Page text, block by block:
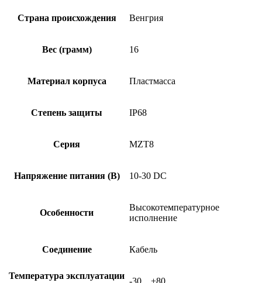
Страна происхождения Венгрия
Вес (грамм) 16
Материал корпуса Пластмасса
Степень защиты IP68
Серия MZT8
Напряжение питания (В) 10-30 DC
Особенности
Высокотемпературное
исполнение
Соединение Кабель
Температура эксплуатации
-30…+80